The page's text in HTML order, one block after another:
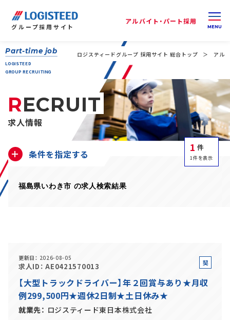
グループ採用サイト
アルバイト・パート採用
アルバイト・パート採用
Part-time job
LOGISTEED
GROUP RECRUITING
ロジスティードグループ 採用サイト 総合トップ アル
RECRUIT
求人情報
1 件
1件を表示
条件を指定する
福島県いわき市 の求人検索結果
更新日 2026-08-05
求人ID AE0421570013
契
社
【大型トラックドライバー】年２回賞与あり★月収
例299,500円★週休2日制★土日休み★
就業先 ロジスティード東日本株式会社